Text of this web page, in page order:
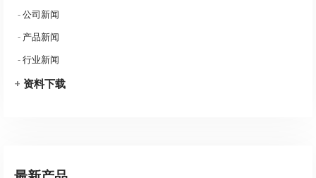
-公司新闻
- 产品新闻
-行业新闻
+ 资料下载